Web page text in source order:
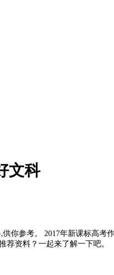
文科
你参考。 2017年新课标高
荐资料？一起来了解一下吧。